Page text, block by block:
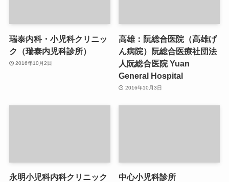
瑞泰内科・小児科クリニッ
ク（瑞泰内児科診所）
2016年10月2日
高雄：阮総合医院（高雄げ
ん病院）阮総合医療社団法
人阮総合医院 Yuan
General Hospital
2016年10月3日
永明小児科内科クリニック
中心小児科診所